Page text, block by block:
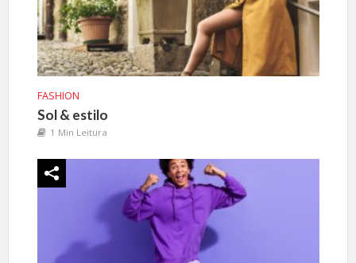
FASHION
Sol & estilo
1 Min Leitura